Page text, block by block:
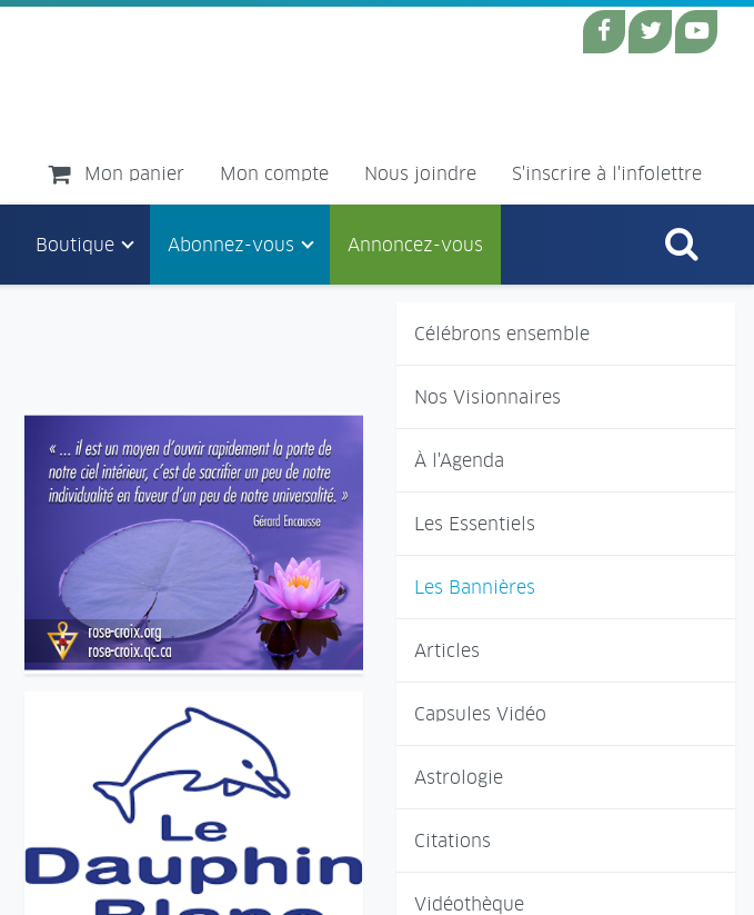
Mon panier Mon compte Nous joindre S'inscrire à l'infolettre
Boutique Abonnez-vous Annoncez-vous
Célébrons ensemble
Nos Visionnaires
À l'Agenda
Les Essentiels
Les Bannières
Articles
Capsules Vidéo
Astrologie
Citations
Vidéothèque